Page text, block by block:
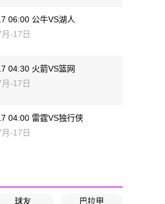
06:00 公牛VS湖人
-17日
04:30 火箭VS篮网
-17日
04:00 雷霆VS独行侠
-17日
球友 巴拉甲